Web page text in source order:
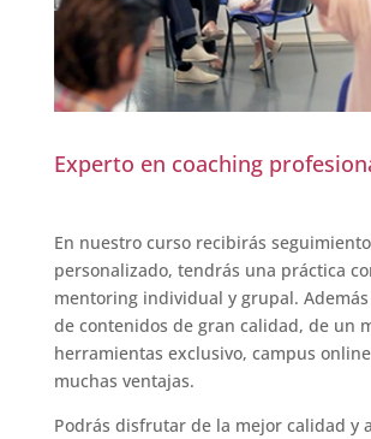
Experto en coaching
En nuestro curso recibirás seguimiento
personalizado, tendrás una práctica
mentoring individual y grupal.
de contenidos de gran calidad, de un
herramientas exclusivo, campus
muchas ventajas.
Podrás disfrutar de la mejor calidad y